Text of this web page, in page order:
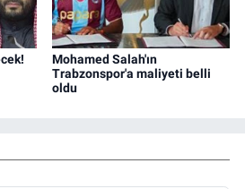
Mohamed Salah'ın
Trabzonspor'a maliyeti belli
oldu